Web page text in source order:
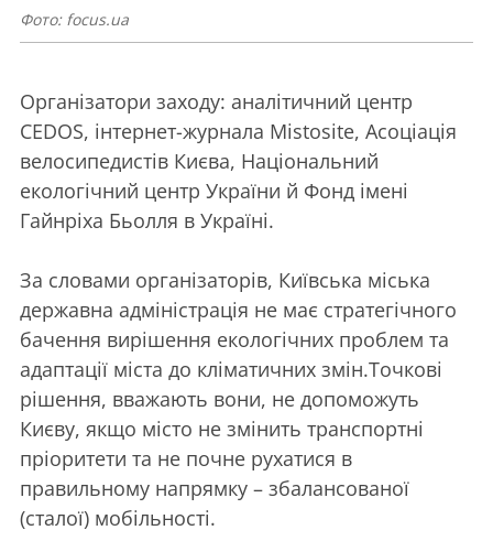
Фото: focus.ua
Організатори заходу: аналітичний центр
CEDOS, інтернет-журнала Mistosite, Асоціація
велосипедистів Києва, Національний
екологічний центр України й Фонд імені
Гайнріха Бьолля в Україні.
За словами організаторів, Київська міська
державна адміністрація не має стратегічного
бачення вирішення екологічних проблем та
адаптації міста до кліматичних змін.Точкові
рішення, вважають вони, не допоможуть
Києву, якщо місто не змінить транспортні
пріоритети та не почне рухатися в
правильному напрямку – збалансованої
(сталої) мобільності.